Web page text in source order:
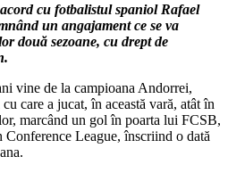
cu fotbalistul spaniol Rafael
un angajament ce se va
două sezoane, cu drept de
vine de la campioana Andorrei,
care a jucat, în această vară, atât în
marcând un gol în poarta lui FCSB,
League, înscriind o dată